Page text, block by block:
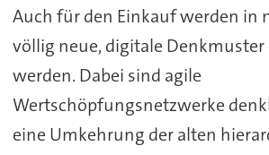
Auch für den Einkauf werden in
völlig neue, digitale
werden. Dabei sind agile
Wertschöpfungsnetzwerke
eine Umkehrung der alten